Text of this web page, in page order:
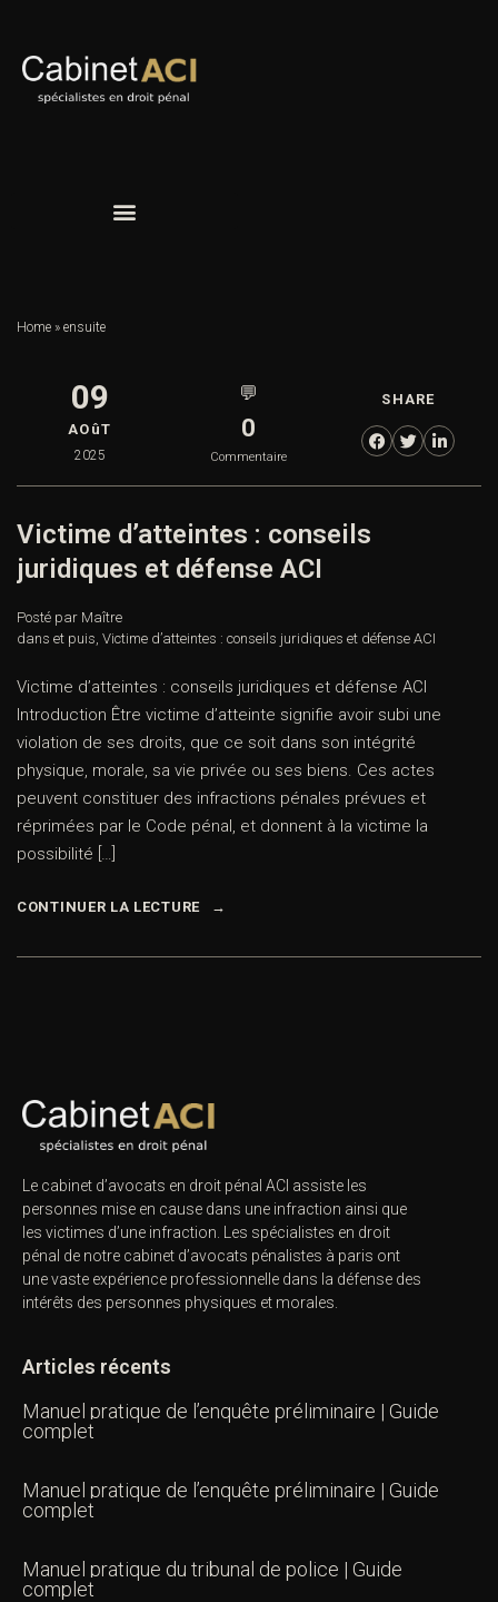
Home » ensuite
09
AOûT
2025
💬
0
Commentaire
SHARE
Victime d’atteintes : conseils
juridiques et défense ACI
Posté par Maître
dans et puis, Victime d’atteintes : conseils juridiques et défense ACI
Victime d’atteintes : conseils juridiques et défense ACI
Introduction Être victime d’atteinte signifie avoir subi une
violation de ses droits, que ce soit dans son intégrité
physique, morale, sa vie privée ou ses biens. Ces actes
peuvent constituer des infractions pénales prévues et
réprimées par le Code pénal, et donnent à la victime la
possibilité […]
CONTINUER LA LECTURE
Le cabinet d’avocats en droit pénal ACI assiste les
personnes mise en cause dans une infraction ainsi que
les victimes d’une infraction. Les spécialistes en droit
pénal de notre cabinet d’avocats pénalistes à paris ont
une vaste expérience professionnelle dans la défense des
intérêts des personnes physiques et morales.
Articles récents
Manuel pratique de l’enquête préliminaire | Guide
complet
Manuel pratique de l’enquête préliminaire | Guide
complet
Manuel pratique du tribunal de police | Guide
complet